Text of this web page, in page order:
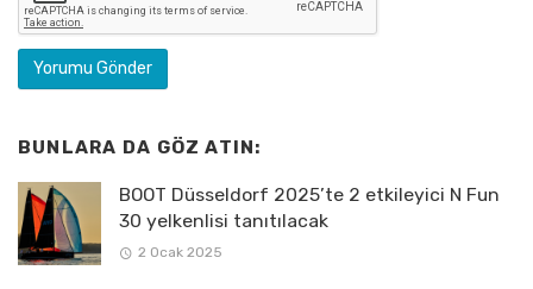
BUNLARA DA GÖZ ATIN:
BOOT Düsseldorf 2025’te 2 etkileyici N Fun
30 yelkenlisi tanıtılacak
2 Ocak 2025